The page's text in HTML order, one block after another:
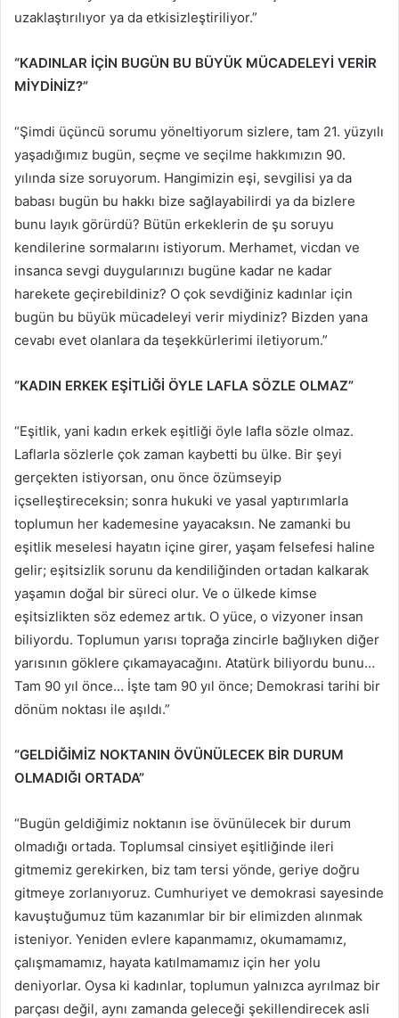
uzaklaştırılıyor ya da etkisizleştiriliyor.”
“KADINLAR İÇİN BUGÜN BU BÜYÜK MÜCADELEYİ VERİR
MİYDİNİZ?”
“Şimdi üçüncü sorumu yöneltiyorum sizlere, tam 21. yüzyılı
yaşadığımız bugün, seçme ve seçilme hakkımızın 90.
yılında size soruyorum. Hangimizin eşi, sevgilisi ya da
babası bugün bu hakkı bize sağlayabilirdi ya da bizlere
bunu layık görürdü? Bütün erkeklerin de şu soruyu
kendilerine sormalarını istiyorum. Merhamet, vicdan ve
insanca sevgi duygularınızı bugüne kadar ne kadar
harekete geçirebildiniz? O çok sevdiğiniz kadınlar için
bugün bu büyük mücadeleyi verir miydiniz? Bizden yana
cevabı evet olanlara da teşekkürlerimi iletiyorum.”
“KADIN ERKEK EŞİTLİĞİ ÖYLE LAFLA SÖZLE OLMAZ”
“Eşitlik, yani kadın erkek eşitliği öyle lafla sözle olmaz.
Laflarla sözlerle çok zaman kaybetti bu ülke. Bir şeyi
gerçekten istiyorsan, onu önce özümseyip
içselleştireceksin; sonra hukuki ve yasal yaptırımlarla
toplumun her kademesine yayacaksın. Ne zamanki bu
eşitlik meselesi hayatın içine girer, yaşam felsefesi haline
gelir; eşitsizlik sorunu da kendiliğinden ortadan kalkarak
yaşamın doğal bir süreci olur. Ve o ülkede kimse
eşitsizlikten söz edemez artık. O yüce, o vizyoner insan
biliyordu. Toplumun yarısı toprağa zincirle bağlıyken diğer
yarısının göklere çıkamayacağını. Atatürk biliyordu bunu…
Tam 90 yıl önce… İşte tam 90 yıl önce; Demokrasi tarihi bir
dönüm noktası ile aşıldı.”
“GELDİĞİMİZ NOKTANIN ÖVÜNÜLECEK BİR DURUM
OLMADIĞI ORTADA”
“Bugün geldiğimiz noktanın ise övünülecek bir durum
olmadığı ortada. Toplumsal cinsiyet eşitliğinde ileri
gitmemiz gerekirken, biz tam tersi yönde, geriye doğru
gitmeye zorlanıyoruz. Cumhuriyet ve demokrasi sayesinde
kavuştuğumuz tüm kazanımlar bir bir elimizden alınmak
isteniyor. Yeniden evlere kapanmamız, okumamamız,
çalışmamamız, hayata katılmamamız için her yolu
deniyorlar. Oysa ki kadınlar, toplumun yalnızca ayrılmaz bir
parçası değil, aynı zamanda geleceği şekillendirecek asli